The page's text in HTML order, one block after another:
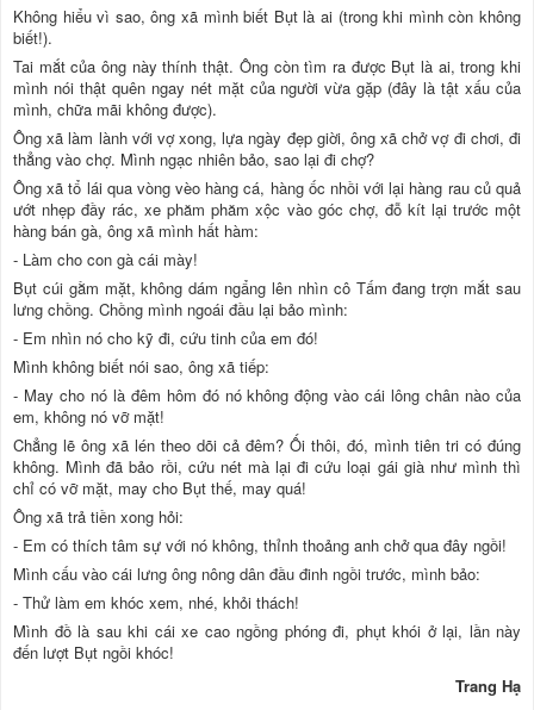
Không hiểu vì sao, ông xã mình biết Bụt là ai (trong khi mình còn không
biết!).
Tai mắt của ông này thính thật. Ông còn tìm ra được Bụt là ai, trong khi
mình nói thật quên ngay nét mặt của người vừa gặp (đây là tật xấu của
mình, chữa mãi không được).
Ông xã làm lành với vợ xong, lựa ngày đẹp giời, ông xã chở vợ đi chơi, đi
thẳng vào chợ. Mình ngạc nhiên bảo, sao lại đi chợ?
Ông xã tổ lái qua vòng vèo hàng cá, hàng ốc nhồi với lại hàng rau củ quả
ướt nhẹp đầy rác, xe phăm phăm xộc vào góc chợ, đỗ kít lại trước một
hàng bán gà, ông xã mình hất hàm:
- Làm cho con gà cái mày!
Bụt cúi gằm mặt, không dám ngẩng lên nhìn cô Tấm đang trợn mắt sau
lưng chồng. Chồng mình ngoái đầu lại bảo mình:
- Em nhìn nó cho kỹ đi, cứu tinh của em đó!
Mình không biết nói sao, ông xã tiếp:
- May cho nó là đêm hôm đó nó không động vào cái lông chân nào của
em, không nó vỡ mặt!
Chẳng lẽ ông xã lén theo dõi cả đêm? Ối thôi, đó, mình tiên tri có đúng
không. Mình đã bảo rồi, cứu nét mà lại đi cứu loại gái già như mình thì
chỉ có vỡ mặt, may cho Bụt thế, may quá!
Ông xã trả tiền xong hỏi:
- Em có thích tâm sự với nó không, thỉnh thoảng anh chở qua đây ngồi!
Mình cấu vào cái lưng ông nông dân đầu đinh ngồi trước, mình bảo:
- Thử làm em khóc xem, nhé, khỏi thách!
Mình đồ là sau khi cái xe cao ngồng phóng đi, phụt khói ở lại, lần này
đến lượt Bụt ngồi khóc!
Trang Hạ